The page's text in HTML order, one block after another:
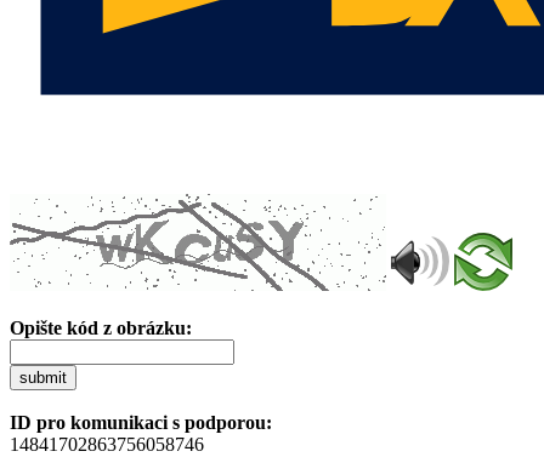
Opište kód z obrázku:
submit
ID pro komunikaci s podporou:
14841702863756058746